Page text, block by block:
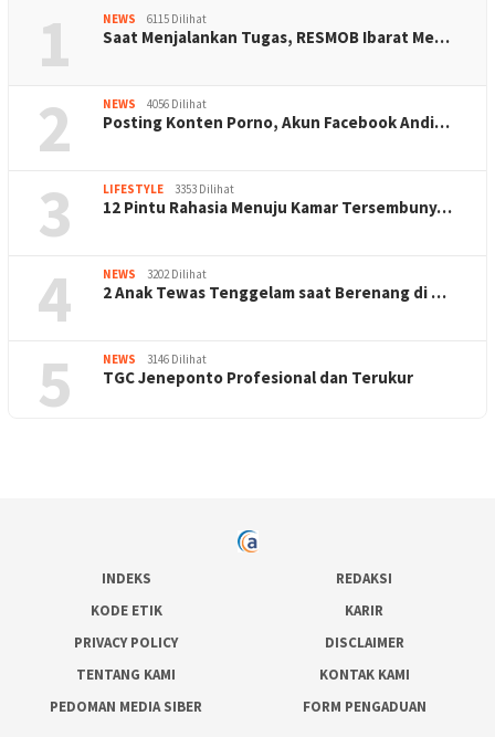
1 NEWS 6115 Dilihat
Saat Menjalankan Tugas, RESMOB Ibarat Me…
2 NEWS 4056 Dilihat
Posting Konten Porno, Akun Facebook Andi…
3 LIFESTYLE 3353 Dilihat
12 Pintu Rahasia Menuju Kamar Tersembuny…
4 NEWS 3202 Dilihat
2 Anak Tewas Tenggelam saat Berenang di …
5 NEWS 3146 Dilihat
TGC Jeneponto Profesional dan Terukur
INDEKS
REDAKSI
KODE ETIK
KARIR
PRIVACY POLICY
DISCLAIMER
TENTANG KAMI
KONTAK KAMI
PEDOMAN MEDIA SIBER
FORM PENGADUAN